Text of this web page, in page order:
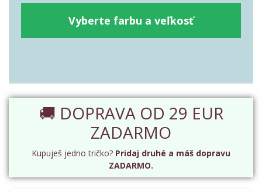
Vyberte farbu a veľkosť
🚚 DOPRAVA OD 29 EUR
ZADARMO
Kupuješ jedno tričko? Pridaj druhé a máš dopravu
ZADARMO.